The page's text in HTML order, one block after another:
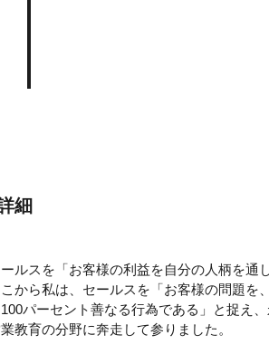
細
ルスを「お客様の利益を自分の人柄を通
から私は、セールスを「お客様の問題を
パーセント善なる行為である」と捉え
教育の分野に奔走して参りました。